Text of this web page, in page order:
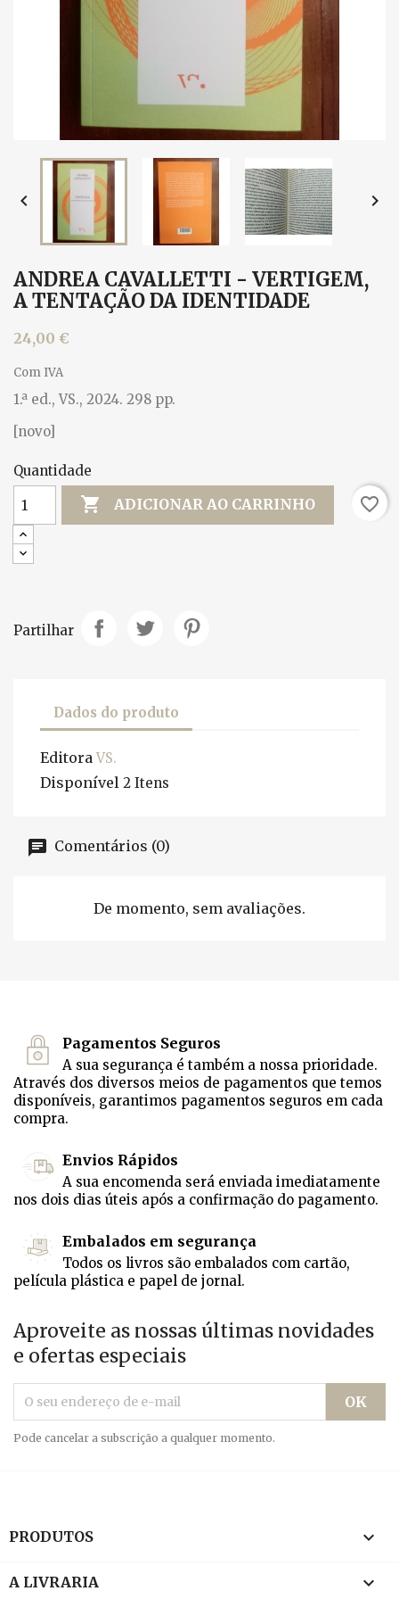
 
ANDREA CAVALLETTI - VERTIGEM,
A TENTAÇÃO DA IDENTIDADE
24,00 €
Com IVA
1.ª ed., VS., 2024. 298 pp.
[novo]
Quantidade
 ADICIONAR AO CARRINHO favorite_border
Partilhar
Dados do produto
Editora VS.
Disponível 2 Itens
Comentários (0)
De momento, sem avaliações.
Pagamentos Seguros
A sua segurança é também a nossa prioridade.
Através dos diversos meios de pagamentos que temos
disponíveis, garantimos pagamentos seguros em cada
compra.
Envios Rápidos
A sua encomenda será enviada imediatamente
nos dois dias úteis após a confirmação do pagamento.
Embalados em segurança
Todos os livros são embalados com cartão,
película plástica e papel de jornal.
Aproveite as nossas últimas novidades
e ofertas especiais
Pode cancelar a subscrição a qualquer momento.
PRODUTOS 
A LIVRARIA 